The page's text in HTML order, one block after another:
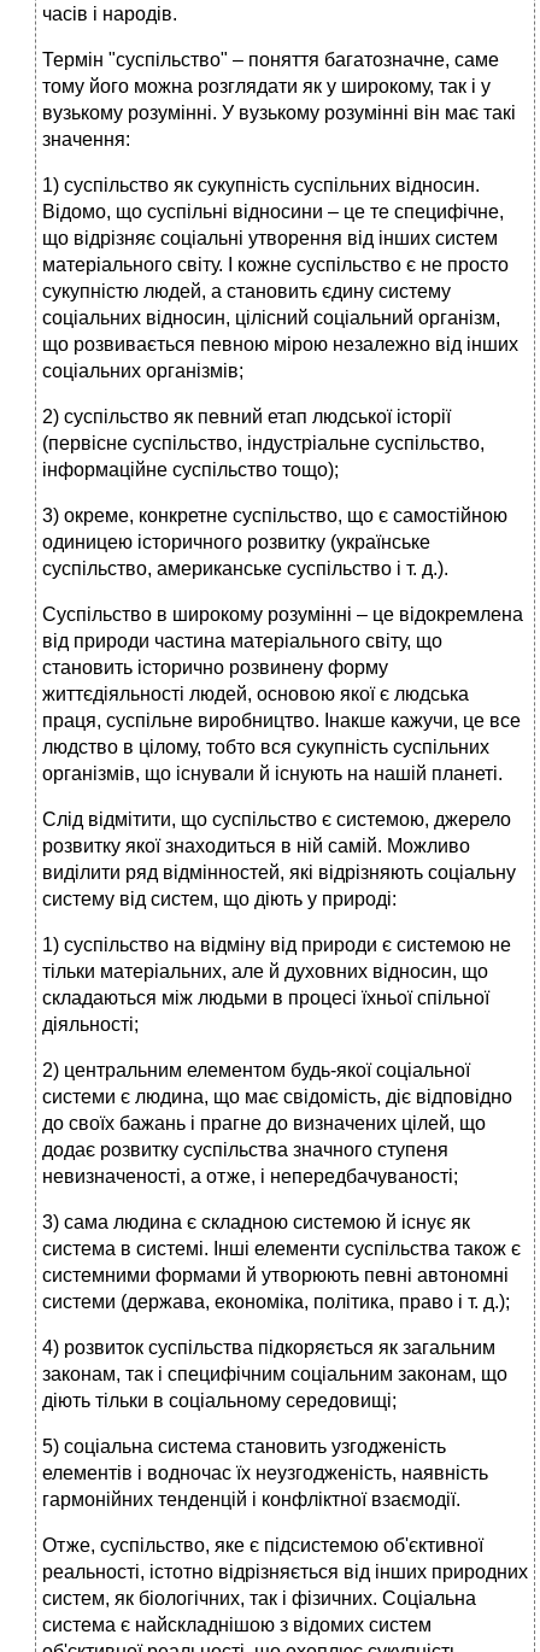
часів і народів.
Термін "суспільство" – поняття багатозначне, саме
тому його можна розглядати як у широкому, так і у
вузькому розумінні. У вузькому розумінні він має такі
значення:
1) суспільство як сукупність суспільних відносин.
Відомо, що суспільні відносини – це те специфічне,
що відрізняє соціальні утворення від інших систем
матеріального світу. І кожне суспільство є не просто
сукупністю людей, а становить єдину систему
соціальних відносин, цілісний соціальний організм,
що розвивається певною мірою незалежно від інших
соціальних організмів;
2) суспільство як певний етап людської історії
(первісне суспільство, індустріальне суспільство,
інформаційне суспільство тощо);
3) окреме, конкретне суспільство, що є самостійною
одиницею історичного розвитку (українське
суспільство, американське суспільство і т. д.).
Суспільство в широкому розумінні – це відокремлена
від природи частина матеріального світу, що
становить історично розвинену форму
життєдіяльності людей, основою якої є людська
праця, суспільне виробництво. Інакше кажучи, це все
людство в цілому, тобто вся сукупність суспільних
організмів, що існували й існують на нашій планеті.
Слід відмітити, що суспільство є системою, джерело
розвитку якої знаходиться в ній самій. Можливо
виділити ряд відмінностей, які відрізняють соціальну
систему від систем, що діють у природі:
1) суспільство на відміну від природи є системою не
тільки матеріальних, але й духовних відносин, що
складаються між людьми в процесі їхньої спільної
діяльності;
2) центральним елементом будь-якої соціальної
системи є людина, що має свідомість, діє відповідно
до своїх бажань і прагне до визначених цілей, що
додає розвитку суспільства значного ступеня
невизначеності, а отже, і непередбачуваності;
3) сама людина є складною системою й існує як
система в системі. Інші елементи суспільства також є
системними формами й утворюють певні автономні
системи (держава, економіка, політика, право і т. д.);
4) розвиток суспільства підкоряється як загальним
законам, так і специфічним соціальним законам, що
діють тільки в соціальному середовищі;
5) соціальна система становить узгодженість
елементів і водночас їх неузгодженість, наявність
гармонійних тенденцій і конфліктної взаємодії.
Отже, суспільство, яке є підсистемою об'єктивної
реальності, істот­но відрізняється від інших природних
систем, як біологічних, так і фізич­них. Соціальна
система є найскладнішою з відомих систем